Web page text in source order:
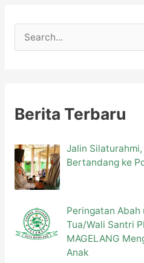
a
u
t
u
k
Berita Terbaru
Jalin
Bertandang ke
Peringatan Abah
Tua/Wali Santri
MAGELANG
Anak